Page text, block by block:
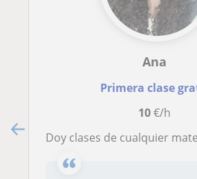
Ana
Primera clase
10€/h
Doy clases de cualquier materia de primaria, y específicas de ESO y